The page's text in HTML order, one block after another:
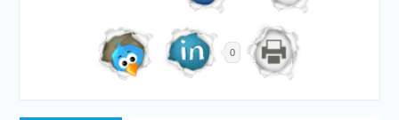
0
Навігація